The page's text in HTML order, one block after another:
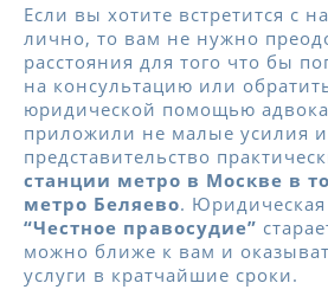
Если вы хотите встретится с
лично, то вам не нужно
расстояния для того что бы
на консультацию или
юридической помощью
приложили не малые усилия
представительство
станции метро в Москве в
метро Беляево.
“Честное правосудие”
можно ближе к вам и
услуги в кратчайшие сроки.